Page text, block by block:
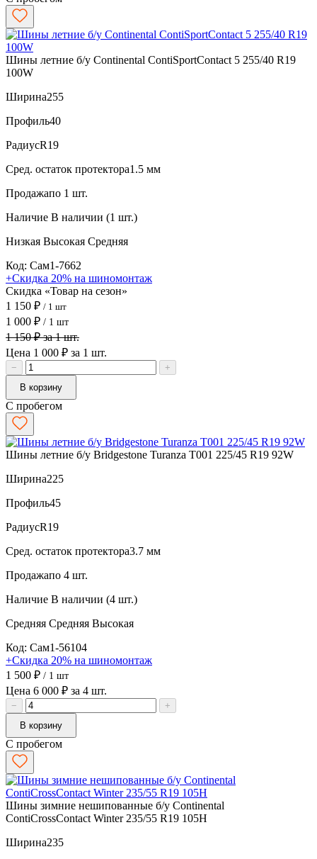
Шины летние б/у Continental ContiSportContact 5 255/40 R19
100W
Ширина255
Профиль40
РадиусR19
Сред. остаток протектора1.5 мм
Продажапо 1 шт.
Наличие В наличии (1 шт.)
Низкая Высокая Средняя
Код: Сам1-7662
+Скидка 20% на шиномонтаж
Скидка «Товар на сезон»
1 150 ₽ / 1 шт
1 000 ₽ / 1 шт
1 150 ₽ за 1 шт.
Цена 1 000 ₽ за 1 шт.
−
+
В корзину
С пробегом
Шины летние б/у Bridgestone Turanza T001 225/45 R19 92W
Ширина225
Профиль45
РадиусR19
Сред. остаток протектора3.7 мм
Продажапо 4 шт.
Наличие В наличии (4 шт.)
Средняя Средняя Высокая
Код: Сам1-56104
+Скидка 20% на шиномонтаж
1 500 ₽ / 1 шт
Цена 6 000 ₽ за 4 шт.
−
+
В корзину
С пробегом
Шины зимние нешипованные б/у Continental
ContiCrossContact Winter 235/55 R19 105H
Ширина235